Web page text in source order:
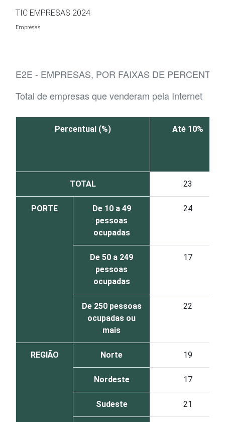
TIC EMPRESAS 2024
Empresas
E2E - EMPRESAS, POR FAIXAS DE
Total de empresas que venderam pela Internet
Percentual (%) Até 10%
TOTAL 23
PORTE
De 10 a 49
pessoas
ocupadas
24
De 50 a 249
pessoas
ocupadas
17
De 250 pessoas
ocupadas ou
mais
22
REGIÃO Norte 19
Nordeste 17
Sudeste 21